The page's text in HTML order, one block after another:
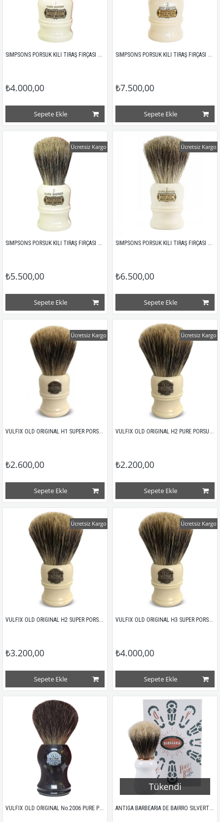
SIMPSONS PORSUK KILI TIRAŞ FIRÇASI DUKE 1 PURE
₺4.000,00
Sepete Ekle
SIMPSONS PORSUK KILI TIRAŞ FIRÇASI DUKE 2 BEST
₺7.500,00
Sepete Ekle
SIMPSONS PORSUK KILI TIRAŞ FIRÇASI DUKE 2 PURE
₺5.500,00
Sepete Ekle
Ücretsiz Kargo
SIMPSONS PORSUK KILI TIRAŞ FIRÇASI DUKE 3 PURE
₺6.500,00
Sepete Ekle
Ücretsiz Kargo
VULFIX OLD ORIGINAL H1 SUPER PORSUK TIRAŞ FIRÇASI
₺2.600,00
Sepete Ekle
Ücretsiz Kargo
VULFIX OLD ORIGINAL H2 PURE PORSUK TIRAŞ FIRÇASI
₺2.200,00
Sepete Ekle
Ücretsiz Kargo
VULFIX OLD ORIGINAL H2 SUPER PORSUK TIRAŞ FIRÇASI
₺3.200,00
Sepete Ekle
Ücretsiz Kargo
VULFIX OLD ORIGINAL H3 SUPER PORSUK TIRAŞ FIRÇASI
₺4.000,00
Sepete Ekle
Ücretsiz Kargo
VULFIX OLD ORIGINAL No.2006 PURE PORSUK TIRAŞ FIRÇASI
Tükendi
ANTIGA BARBEARIA DE BAIRRO SILVERTIP PORSUK KILI TIRAŞ FIRÇASI